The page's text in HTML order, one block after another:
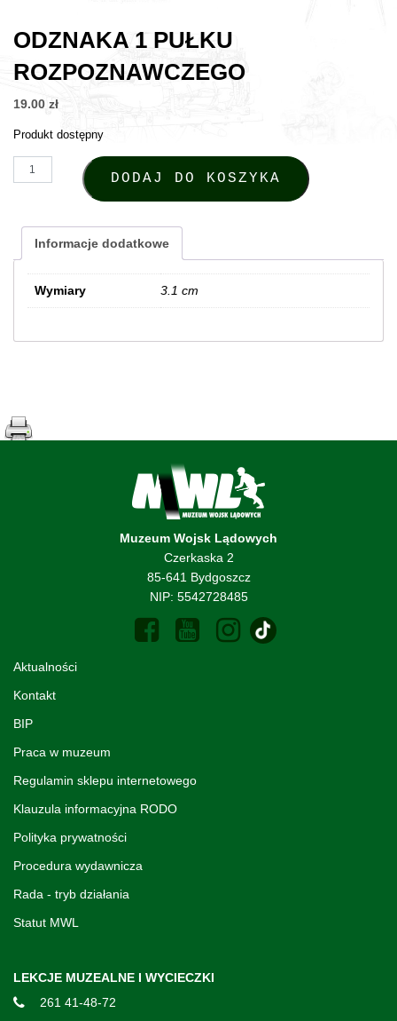
ODZNAKA 1 PUŁKU
ROZPOZNAWCZEGO
19.00 zł
Produkt dostępny
ilość Odznaka 1 Pułku Rozpoznawczego
DODAJ DO KOSZYKA
Informacje dodatkowe
Wymiary 3.1 cm
Muzeum Wojsk Lądowych
Czerkaska 2
85-641 Bydgoszcz
NIP: 5542728485
Aktualności
Kontakt
BIP
Praca w muzeum
Regulamin sklepu internetowego
Klauzula informacyjna RODO
Polityka prywatności
Procedura wydawnicza
Rada - tryb działania
Statut MWL
LEKCJE MUZEALNE I WYCIECZKI
261 41-48-72